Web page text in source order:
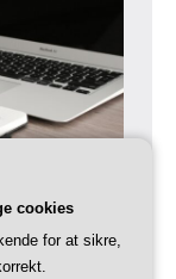
cookies
for at sikre,